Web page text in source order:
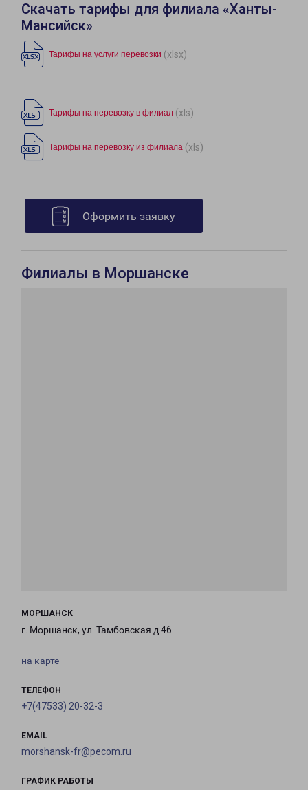
Скачать тарифы для филиала «Ханты-
Мансийск»
Тарифы на услуги перевозки (xlsx)
Тарифы на перевозку в филиал (xls)
Тарифы на перевозку из филиала (xls)
Оформить заявку
Филиалы в Моршанске
МОРШАНСК
г. Моршанск, ул. Тамбовская д.46
на карте
ТЕЛЕФОН
+7(47533) 20-32-3
EMAIL
morshansk-fr@pecom.ru
ГРАФИК РАБОТЫ